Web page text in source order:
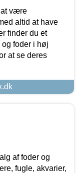
at være
altid at have
finder du et
og foder i høj
at se deres
af foder og
fugle, akvarier,